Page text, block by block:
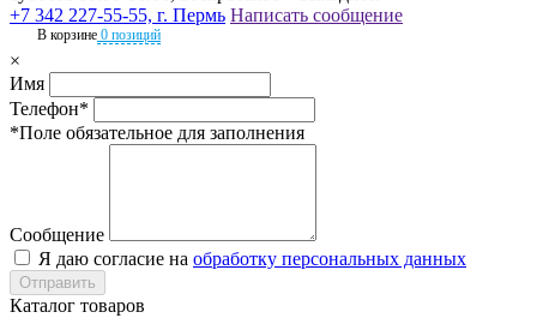
+7 342 227-55-55, г. Пермь Написать сообщение
В корзине 0 позиций
×
Имя
Телефон*
*Поле обязательное для заполнения
Сообщение
Я даю согласие на обработку персональных данных
Каталог товаров